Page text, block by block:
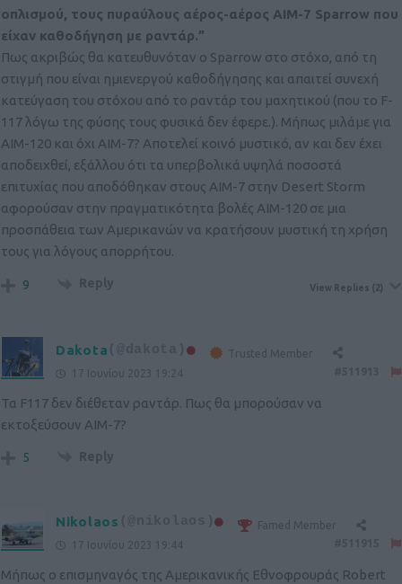
οπλισμού, τους πυραύλους αέρος-αέρος AIM-7 Sparrow που
είχαν καθοδήγηση με ραντάρ.”
Πως ακριβώς θα κατευθυνόταν ο Sparrow στο στόχο, από τη
στιγμή που είναι ημιενεργού καθοδήγησης και απαιτεί συνεχή
κατεύγαση του στόχου από το ραντάρ του μαχητικού (που το F-
117 λόγω της φύσης τους φυσικά δεν έφερε.). Μήπως μιλάμε για
AIM-120 και όχι AIM-7? Αποτελεί κοινό μυστικό, αν και δεν έχει
αποδειχθεί, εξάλλου ότι τα υπερβολικά υψηλά ποσοστά
επιτυχίας που αποδόθηκαν στους AIM-7 στην Desert Storm
αφορούσαν στην πραγματικότητα βολές AIM-120 σε μια
προσπάθεια των Αμερικανών να κρατήσουν μυστική τη χρήση
τους για λόγους απορρήτου.
9 Reply View Replies (2)
Dakota
Trusted Member
17 Ιουνίου 2023 19:24
Τα F117 δεν διέθεταν ραντάρ. Πως θα μπορούσαν να
εκτοξεύσουν AIM-7?
5 Reply
Nikolaos (@nikolaos)
Famed Member
17 Ιουνίου 2023 19:44
Μήπως ο επισμηναγός της Αμερικανικής Εθνοφρουράς Robert